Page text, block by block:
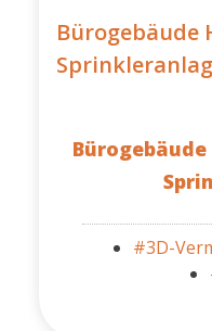
Bürogebäude
#3D-